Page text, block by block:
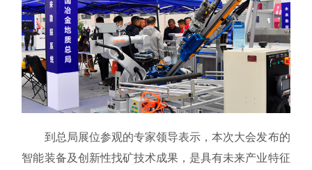
到总局展位参观的专家领导表示，本次大会发布的
智能装备及创新性找矿技术成果，是具有未来产业特征